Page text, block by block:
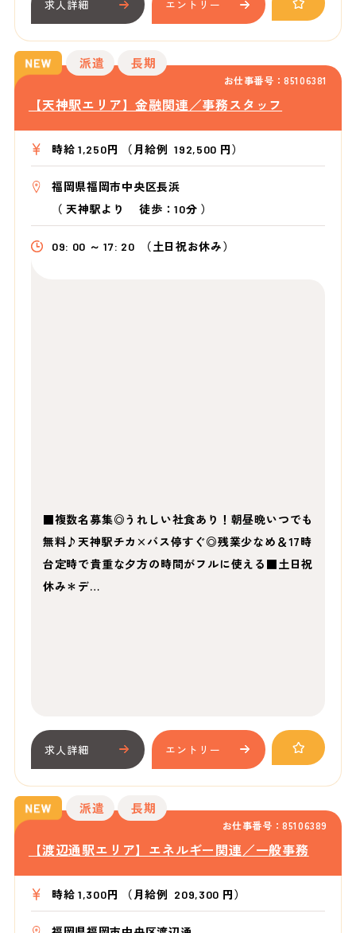
求人詳細 エントリー
お仕事番号：85106381
派遣 長期
【天神駅エリア】金融関連／事務スタッフ
時給 1,250円 （月給例 192,500 円）
福岡県福岡市中央区長浜
（ 天神駅より徒歩：10分 ）
09: 00 ～ 17: 20 （土日祝お休み）
■複数名募集◎うれしい社食あり！朝昼晩いつでも
無料♪天神駅チカ×バス停すぐ◎残業少なめ＆17時
台定時で貴重な夕方の時間がフルに使える■土日祝
休み＊デ…
求人詳細 エントリー
お仕事番号：85106389
派遣 長期
【渡辺通駅エリア】エネルギー関連／一般事務
時給 1,300円 （月給例 209,300 円）